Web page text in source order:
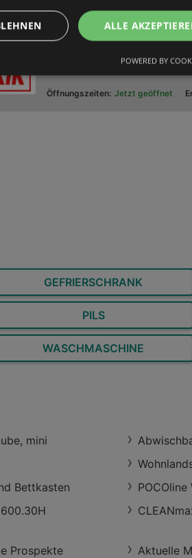
KiK
Deichstraße 54, 26757 Borkum
Öffnungszeiten: Jetzt geöffnet
GEFRIERSCHRANK
PILS
WASCHMASCHINE
mini
Bettkasten
Prospekte Aktuelle
ALLE
POWERED BY